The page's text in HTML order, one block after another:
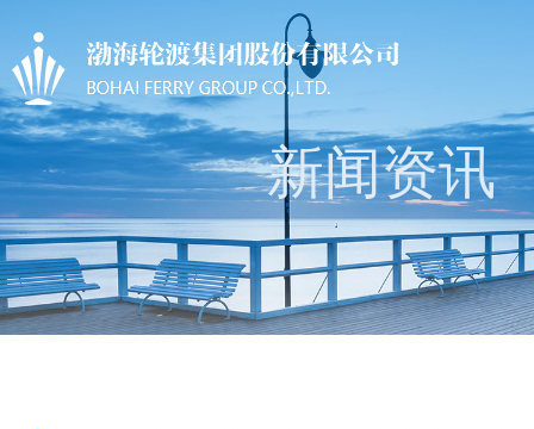
新闻资讯